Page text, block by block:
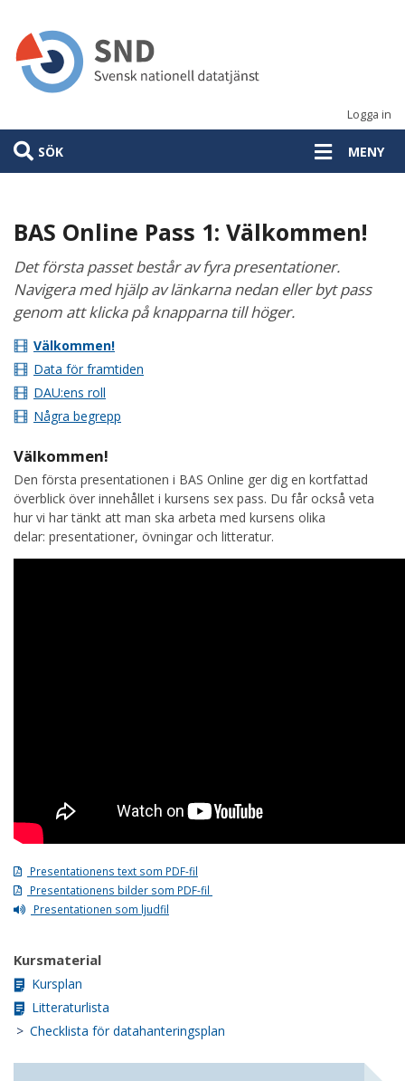
huvudinnehåll
Logga in
SÖK MENY
BAS Online Pass 1: Välkommen!
Det första passet består av fyra presentationer.
Navigera med hjälp av länkarna nedan eller byt pass
genom att klicka på knapparna till höger.
Välkommen!
Data för framtiden
DAU:ens roll
Några begrepp
Välkommen!
Den första presentationen i BAS Online ger dig en kortfattad
överblick över innehållet i kursens sex pass. Du får också veta
hur vi har tänkt att man ska arbeta med kursens olika
delar: presentationer, övningar och litteratur.
Presentationens text som PDF-fil
Presentationens bilder som PDF-fil
Presentationen som ljudfil
Kursmaterial
Kursplan
Litteraturlista
> Checklista för datahanteringsplan